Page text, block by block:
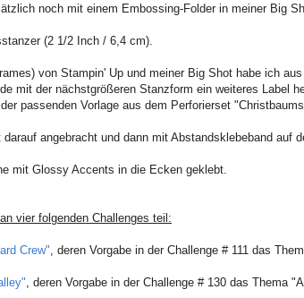
noch mit einem Embossing-Folder in meiner Big
(2 1/2 Inch / 6,4 cm).
von Stampin' Up und meiner Big Shot habe ich
mit der nächstgrößeren Stanzform ein weiteres Label
passenden Vorlage aus dem Perforierset
angebracht und dann mit Abstandsklebeband auf
mit Glossy Accents in die Ecken geklebt.
vier folgenden Challenges teil:
Crew" , deren Vorgabe in der Challenge # 111 das
, deren Vorgabe in der Challenge # 130 das Thema